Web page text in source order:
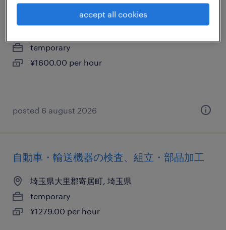
データ入力・キーパンチャー
temporary
¥1600.00 per hour
posted 6 august 2026
自動車・輸送機器の検査、組立・部品加工
埼玉県大里郡寄居町, 埼玉県
temporary
¥1279.00 per hour
accept all cookies